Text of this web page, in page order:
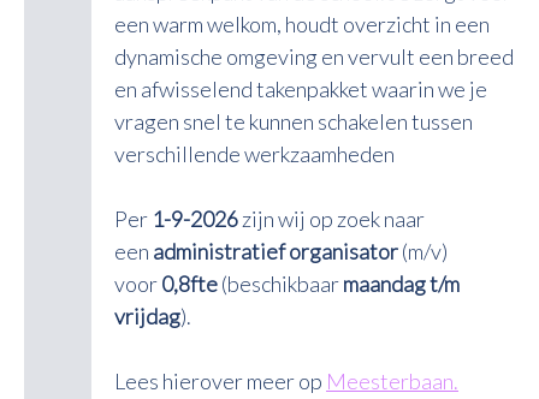
een warm welkom, houdt overzicht in een
dynamische omgeving en vervult een breed
en afwisselend takenpakket waarin we je
vragen snel te kunnen schakelen tussen
verschillende werkzaamheden
Per 1-9-2026zijn wij op zoek naar
een administratief organisator(m/v)
voor0,8fte(beschikbaarmaandag t/m
vrijdag).
Lees hierover meer op Meesterbaan.